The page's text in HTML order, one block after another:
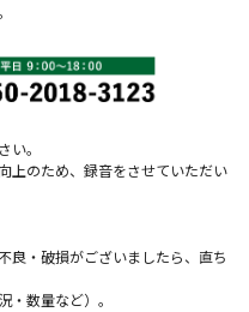
。
上のため、録音をさせていただい
良・破損がございましたら、直ち
数量など）。